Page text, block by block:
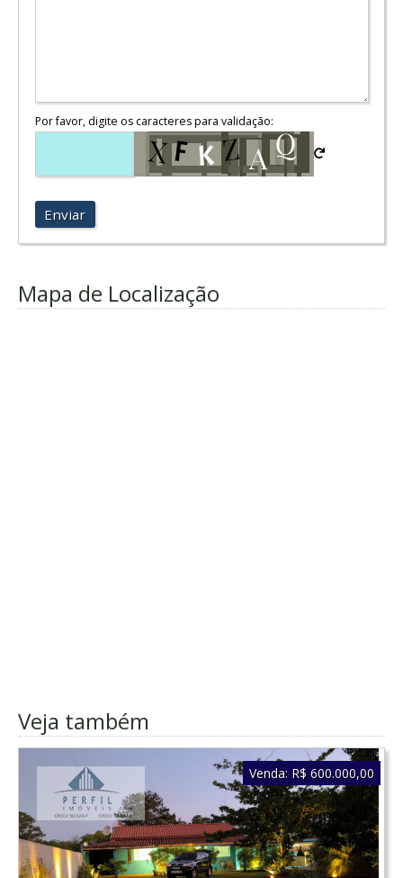
Por favor, digite os caracteres para validação:
Enviar
Mapa de Localização
Veja também
Venda: R$ 600.000,00